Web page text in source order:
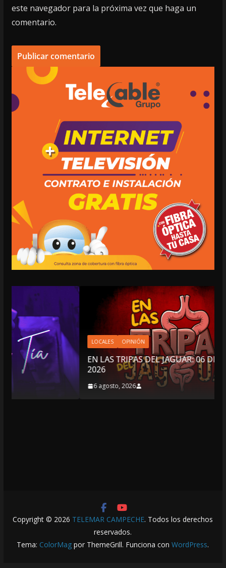
este navegador para la próxima vez que haga un
comentario.
LOCALES OPINIÓN
EN LAS TRIPAS DEL JAGUAR: 06 DE AGOSTO DE
2026
6 agosto, 2026
Copyright © 2026 TELEMAR CAMPECHE. Todos los derechos
reservados.
Tema: ColorMag por ThemeGrill. Funciona conWordPress.